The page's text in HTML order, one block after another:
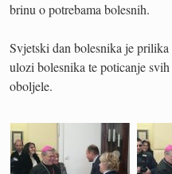
brinu o potrebama bolesnih.
Svjetski dan bolesnika je prilika
ulozi bolesnika te poticanje
oboljele.